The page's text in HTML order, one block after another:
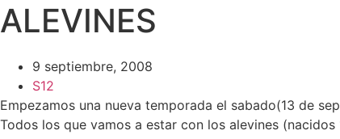
ALEVINES
9 septiembre, 2008
S12
Empezamos una nueva temporada el sabado(13 de
Todos los que vamos a estar con los alevines